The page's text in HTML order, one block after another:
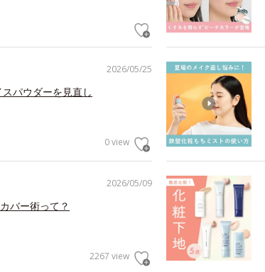
2026/05/25
パウダーを見直し
0 view
2026/05/09
バー術って？
2267 view